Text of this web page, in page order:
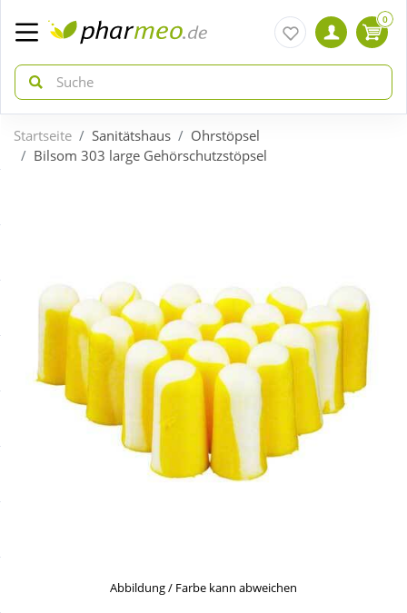
zurück
Gratis dazu
Neuheiten
Täglich gut versorgt
zurück
Bio & Genuss
Diabetes
Körperpflege & Kosmetik
Nahrungsergänzung
0
Startseite Sanitätshaus
Ohrstöpsel
Bilsom 303 large Gehörschutzstöpsel
Abbildung / Farbe kann abweichen